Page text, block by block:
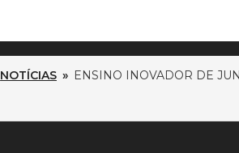
NOTÍCIAS » ENSINO INOVADOR DE